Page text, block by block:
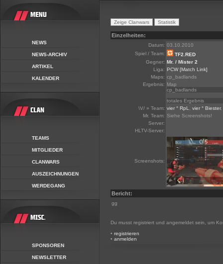
NEWS
NEWS-ARCHIV
ARTIKEL
KALENDER
TEAMS
MITGLIEDER
CLANWARS
AUSZEICHNUNGEN
WERDEGANG
SPONSOREN
NEWSLETTER
Einzelheiten:
Datum: 03.10.2010
Spiel / Team:
TF2.RED
Gegner: Mr. / Mister 2
Liga: PCW [Match Link]
Maps: cp_badlands
Ergebnis: Map
cp_badlands
totales Ergebnis
\V/ » Team: vier ° RpL vier ° Biester,
Mr. Team: Siehe Screenshots!
Server:
HLTV-Server:
Screenshots:
Bericht:
gg
Du musst registriert und angemeldet sein, um
• registrieren
• anmelden